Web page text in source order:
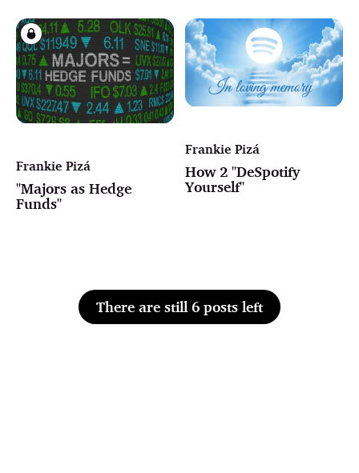
Frankie Pizá
"Majors as Hedge
Funds"
Frankie Pizá
How 2 "DeSpotify
Yourself"
There are still 6 posts left